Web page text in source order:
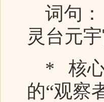
词句：
灵台元
* 核心
的“观察